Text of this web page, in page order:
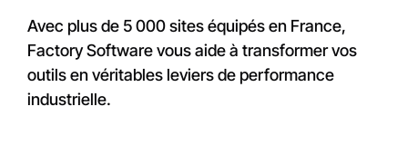
Avec plus de 5 000 sites équipés en France,
Factory Software vous aide à transformer vos
outils en véritables leviers de performance
industrielle.